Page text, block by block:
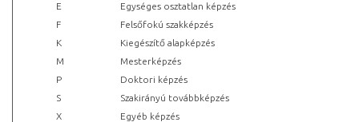
E
Egységes osztatlan képzés
F
Felsőfokú szakképzés
K
Kiegészítő alapképzés
M
Mesterképzés
P
Doktori képzés
S
Szakirányú továbbképzés
X
Egyéb képzés